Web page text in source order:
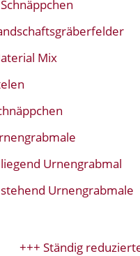
Schnäppchen
Mix
liegend Urnengrabmal
stehend Urnengrabmale
+++ Ständig reduzierte